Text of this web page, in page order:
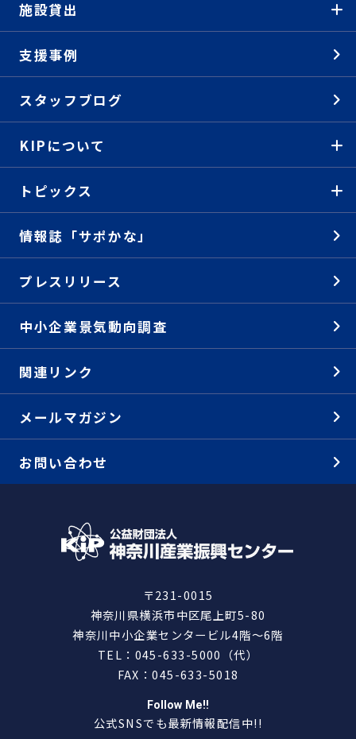
施設貸出
支援事例
スタッフブログ
KIPについて
トピックス
情報誌「サポかな」
プレスリリース
中小企業景気動向調査
関連リンク
メールマガジン
お問い合わせ
〒231-0015
神奈川県横浜市中区尾上町5-80
神奈川中小企業センタービル4階～6階
TEL：045-633-5000（代）
FAX：045-633-5018
Follow Me!!
公式SNSでも最新情報配信中!!